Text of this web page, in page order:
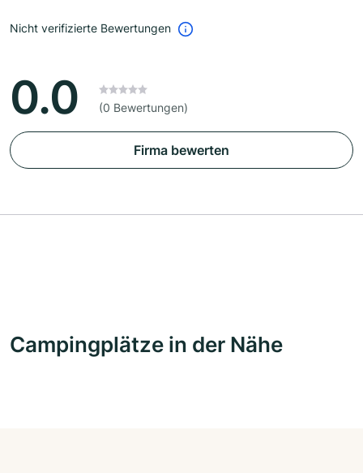
Nicht verifizierte Bewertungen
0.0 (0 Bewertungen)
Firma bewerten
Campingplätze in der Nähe